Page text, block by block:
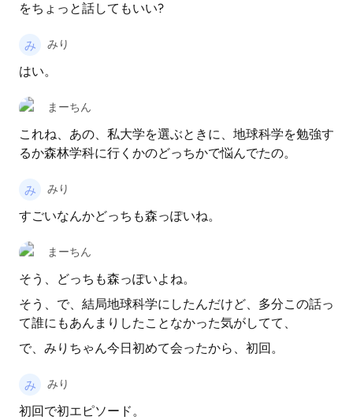
をちょっと話してもいい?
みり
はい。
まーちん
これね、あの、私大学を選ぶときに、地球科学を勉強す
るか森林学科に行くかのどっちかで悩んでたの。
みり
すごいなんかどっちも森っぽいね。
まーちん
そう、どっちも森っぽいよね。
そう、で、結局地球科学にしたんだけど、多分この話っ
て誰にもあんまりしたことなかった気がしてて、
で、みりちゃん今日初めて会ったから、初回。
みり
初回で初エピソード。